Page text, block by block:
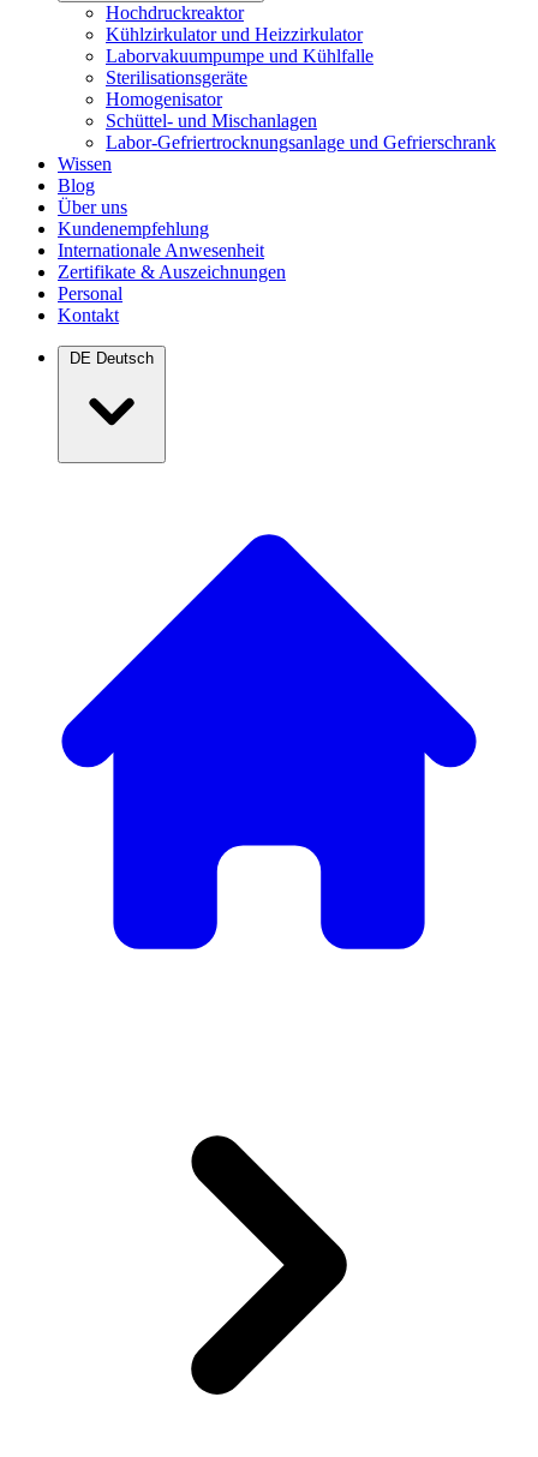
Hochdruckreaktor
Kühlzirkulator und Heizzirkulator
Laborvakuumpumpe und Kühlfalle
Sterilisationsgeräte
Homogenisator
Schüttel- und Mischanlagen
Labor-Gefriertrocknungsanlage und Gefrierschrank
Wissen
Blog
Über uns
Kundenempfehlung
Internationale Anwesenheit
Zertifikate & Auszeichnungen
Personal
Kontakt
DE Deutsch